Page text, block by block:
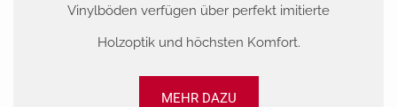
Vinylböden verfügen über perfekt imitierte
Holzoptik und höchsten Komfort.
MEHR DAZU